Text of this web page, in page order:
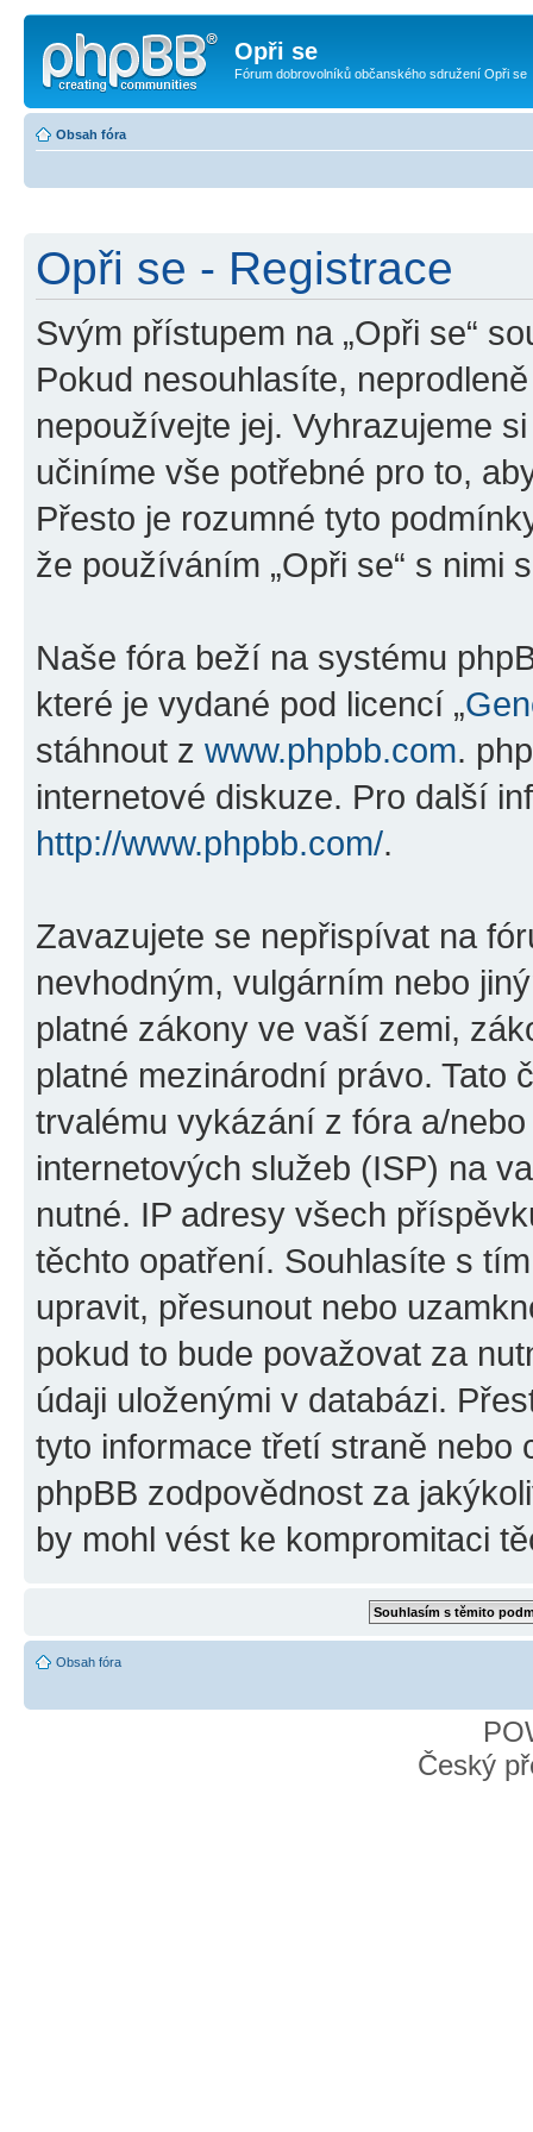
Opři se
Fórum dobrovolníků občanského sdružení Opři se
Obsah fóra
Opři se - Registrace
Svým přístupem na „Opři se“
Pokud nesouhlasíte,
nepoužívejte jej. Vyhrazujeme
učiníme vše potřebné pro to,
Přesto je rozumné tyto
že používáním „Opři se“ s nimi
Naše fóra beží na systému
které je vydané pod licencí „
stáhnout z www.phpbb.com.
internetové diskuze. Pro další
http://www.phpbb.com/.
Zavazujete se nepřispívat na
nevhodným, vulgárním nebo
platné zákony ve vaší zemi,
platné mezinárodní právo. Tato
trvalému vykázání z fóra a/
internetových služeb (ISP) na
nutné. IP adresy všech
těchto opatření. Souhlasíte s
upravit, přesunout nebo
pokud to bude považovat za
údaji uloženými v databázi.
tyto informace třetí straně nebo
phpBB zodpovědnost za
by mohl vést ke kompromitaci
Obsah fóra
Český